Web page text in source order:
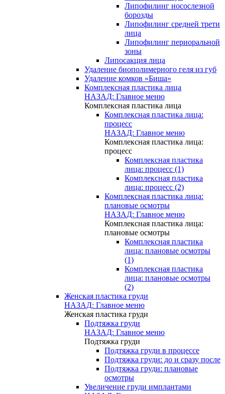
Липофилинг носослезной
борозды
Липофилинг средней трети
лица
Липофилинг периоральной
зоны
Липосакция лица
Удаление биополимерного геля из губ
Удаление комков «Биша»
Комплексная пластика лица
НАЗАД: Главное меню
Комплексная пластика лица
Комплексная пластика лица:
процесс
НАЗАД: Главное меню
Комплексная пластика лица:
процесс
Комплексная пластика
лица: процесс (1)
Комплексная пластика
лица: процесс (2)
Комплексная пластика лица:
плановые осмотры
НАЗАД: Главное меню
Комплексная пластика лица:
плановые осмотры
Комплексная пластика
лица: плановые осмотры
(1)
Комплексная пластика
лица: плановые осмотры
(2)
Женская пластика груди
НАЗАД: Главное меню
Женская пластика груди
Подтяжка груди
НАЗАД: Главное меню
Подтяжка груди
Подтяжка груди в процессе
Подтяжка груди: до и сразу после
Подтяжка груди: плановые
осмотры
Увеличение груди имплантами